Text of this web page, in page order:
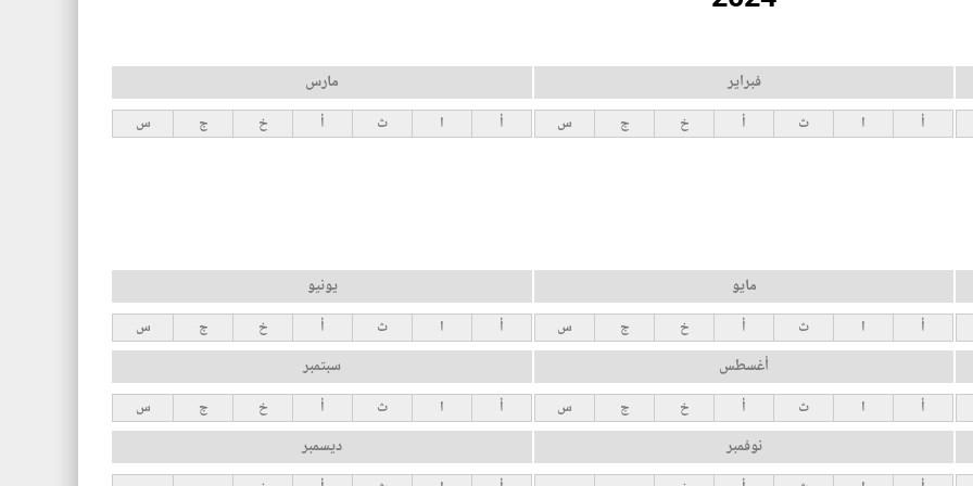
فبراير
أ ا ث أ خ ج س
مارس
أ ا ث أ خ ج س
مايو
أ ا ث أ خ ج س
يونيو
أ ا ث أ خ ج س
أغسطس
أ ا ث أ خ ج س
سبتمبر
أ ا ث أ خ ج س
نوفمبر ديسمبر